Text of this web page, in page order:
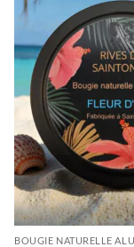
BOUGIE NATURELLE ALU